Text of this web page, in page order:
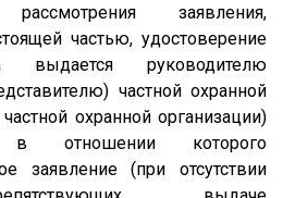
заявления,
частью, удостоверение
выдается руководителю
частной охранной
охранной организации)
в отношении которого
заявление (при отсутствии